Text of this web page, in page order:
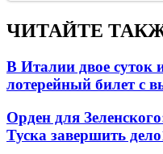
ЧИТАЙТЕ
В Италии двое
лотерейный билет с
Орден для
Туска завершить дело